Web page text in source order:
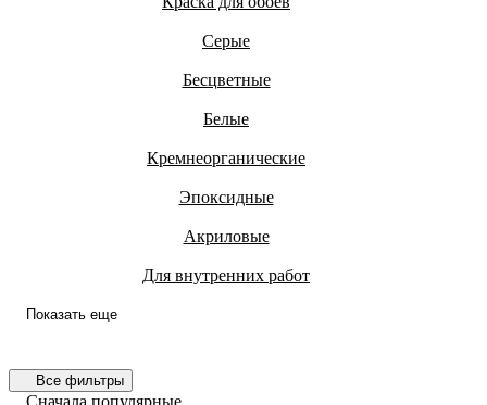
Серые
Бесцветные
Белые
Кремнеорганические
Эпоксидные
Акриловые
Для внутренних работ
Показать еще
Все фильтры
Сначала популярные